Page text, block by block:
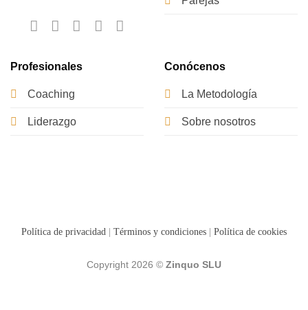
Profesionales
Coaching
Liderazgo
Conócenos
La Metodología
Sobre nosotros
Política de privacidad | Términos y condiciones | Política de cookies
Copyright 2026 © Zinquo SLU